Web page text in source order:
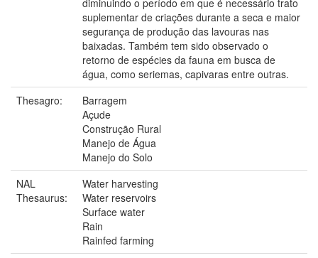
suplementar de criações durante a seca e maior
segurança de produção das lavouras nas
baixadas. Também tem sido observado o
retorno de espécies da fauna em busca de
água, como seriemas, capivaras entre outras.
Thesagro:
Barragem
Açude
Construção Rural
Manejo de Água
Manejo do Solo
NAL
Thesaurus:
Water harvesting
Water reservoirs
Surface water
Rain
Rainfed farming